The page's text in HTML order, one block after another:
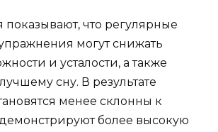
показывают, что регулярные
могут снижать
и усталости, а также
сну. В результате
менее склонны к
более высокую